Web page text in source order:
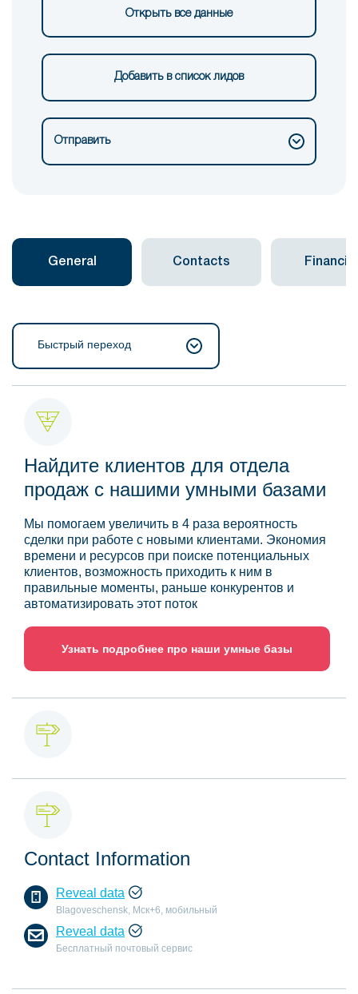
Открыть все данные
Добавить в список лидов
Отправить
General Contacts Financial
Быстрый переход
Найдите клиентов для отдела
продаж с нашими умными базами
Мы помогаем увеличить в 4 раза вероятность
сделки при работе с новыми клиентами. Экономия
времени и ресурсов при поиске потенциальных
клиентов, возможность приходить к ним в
правильные моменты, раньше конкурентов и
автоматизировать этот поток
Узнать подробнее про наши умные базы
Contact Information
Reveal data
Blagoveschensk, Мск+6, мобильный
Reveal data
Бесплатный почтовый сервис